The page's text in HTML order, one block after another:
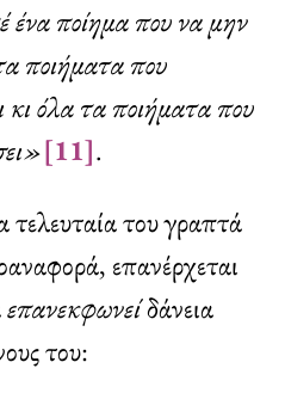
ποίημα που να μην
ποιήματα που
όλα τα ποιήματα που
[11].
του γραπτά
επανέρχεται
επανεκφωνείδάνεια
του: